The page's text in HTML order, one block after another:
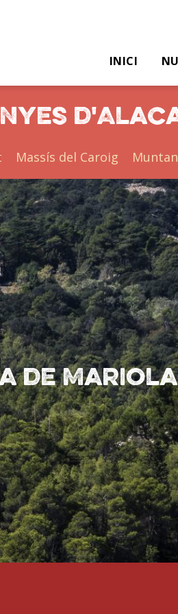
INICI
Massís del Caroig
de